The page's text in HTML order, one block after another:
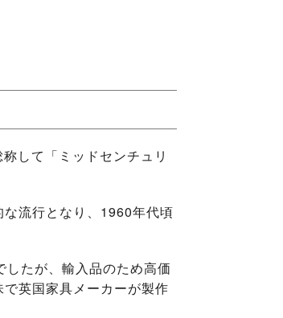
して「ミッドセンチュリ
流行となり、1960年代頃
たが、輸入品のため高価
英国家具メーカーが製作